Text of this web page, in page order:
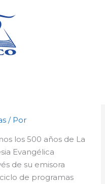
/ Por
los 500 años de La
Evangélica
de su emisora
de programas